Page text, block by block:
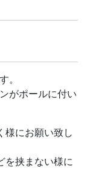
。
がポールに付い
様にお願い致し
を挟まない様に